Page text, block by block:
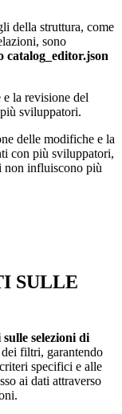
della struttura, come
sono
catalog_editor.json
la revisione del
sviluppatori.
delle modifiche e la
con più sviluppatori,
non influiscono più
SULLE
selezioni di
filtri, garantendo
specifici e alle
ai dati attraverso